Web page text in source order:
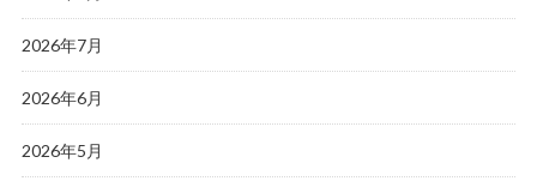
2026年7月
2026年6月
2026年5月